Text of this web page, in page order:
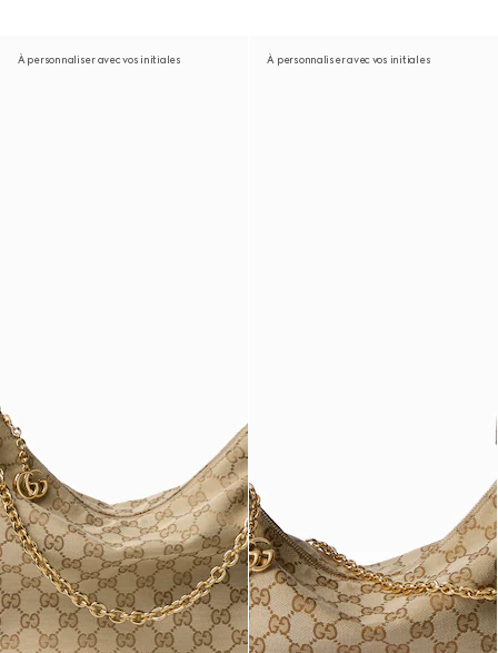
À personnaliser avec vos initiales À personnaliser avec vos initiales